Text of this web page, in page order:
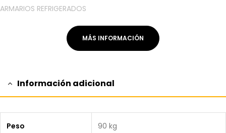
ARMARIOS REFRIGERADOS
MÁS INFORMACIÓN
Información adicional
Peso 90 kg